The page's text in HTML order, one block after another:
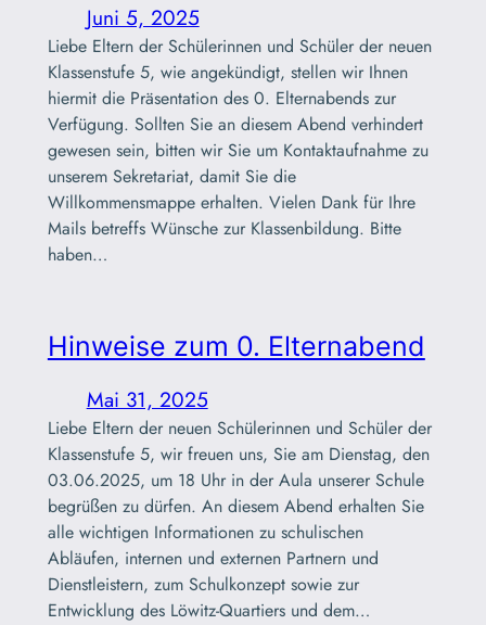
Juni 5, 2025
Liebe Eltern der Schülerinnen und Schüler der neuen
Klassenstufe 5, wie angekündigt, stellen wir Ihnen
hiermit die Präsentation des 0. Elternabends zur
Verfügung. Sollten Sie an diesem Abend verhindert
gewesen sein, bitten wir Sie um Kontaktaufnahme zu
unserem Sekretariat, damit Sie die
Willkommensmappe erhalten. Vielen Dank für Ihre
Mails betreffs Wünsche zur Klassenbildung. Bitte
haben…
Hinweise zum 0. Elternabend
Mai 31, 2025
Liebe Eltern der neuen Schülerinnen und Schüler der
Klassenstufe 5, wir freuen uns, Sie am Dienstag, den
03.06.2025, um 18 Uhr in der Aula unserer Schule
begrüßen zu dürfen. An diesem Abend erhalten Sie
alle wichtigen Informationen zu schulischen
Abläufen, internen und externen Partnern und
Dienstleistern, zum Schulkonzept sowie zur
Entwicklung des Löwitz-Quartiers und dem…